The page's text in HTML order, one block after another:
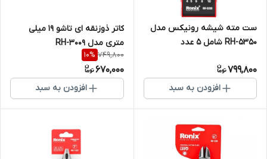
ست مته شیشه رونیکس مدل
RH-5350 شامل ۵ عدد
799,800
افزودن به سبد
کاتر ذوزنقه ای تاشو 19 میلی
متری مدل RH-3009
749,800
10%
670,000
افزودن به سبد